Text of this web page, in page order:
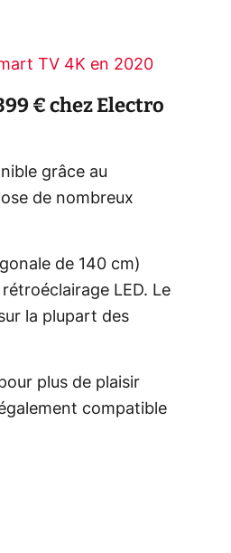
TV 4K en 2020
€ chez Electro
grâce au
de nombreux
de 140 cm)
LED. Le
la plupart des
plus de plaisir
compatible